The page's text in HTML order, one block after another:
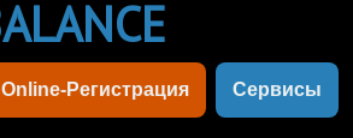
Online-Регистрация Сервисы